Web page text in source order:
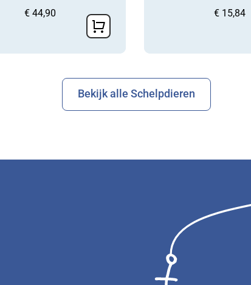
€ 44,90 € 15,84
Bekijk alle Schelpdieren